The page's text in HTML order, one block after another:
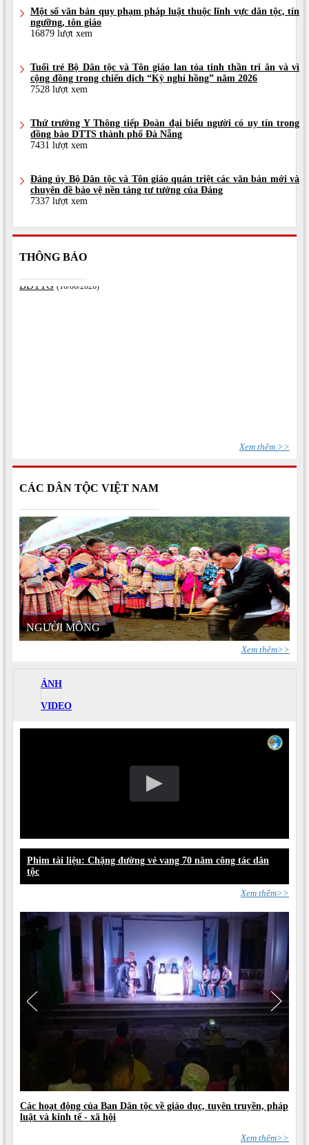
Một số văn bản quy phạm pháp luật thuộc lĩnh vực dân tộc, tín
ngưỡng, tôn giáo
16879 lượt xem
Tuổi trẻ Bộ Dân tộc và Tôn giáo lan tỏa tinh thần tri ân và vì
cộng đồng trong chiến dịch “Kỳ nghỉ hồng” năm 2026
7528 lượt xem
Thứ trưởng Y Thông tiếp Đoàn đại biểu người có uy tín trong
đồng bào DTTS thành phố Đà Nẵng
7431 lượt xem
Đảng ủy Bộ Dân tộc và Tôn giáo quán triệt các văn bản mới và
chuyên đề bảo vệ nền tảng tư tưởng của Đảng
7337 lượt xem
THÔNG BÁO
BDTTG (10/06/2026)
Xem thêm >>
CÁC DÂN TỘC VIỆT NAM
NGƯỜI MÔNG
Xem thêm>>
ẢNH
VIDEO
Phim tài liệu: Chặng đường vẻ vang 70 năm công tác dân
tộc
Xem thêm>>
Các hoạt động của Ban Dân tộc về giáo dục, tuyên truyền, pháp
luật và kinh tế - xã hội
Xem thêm>>